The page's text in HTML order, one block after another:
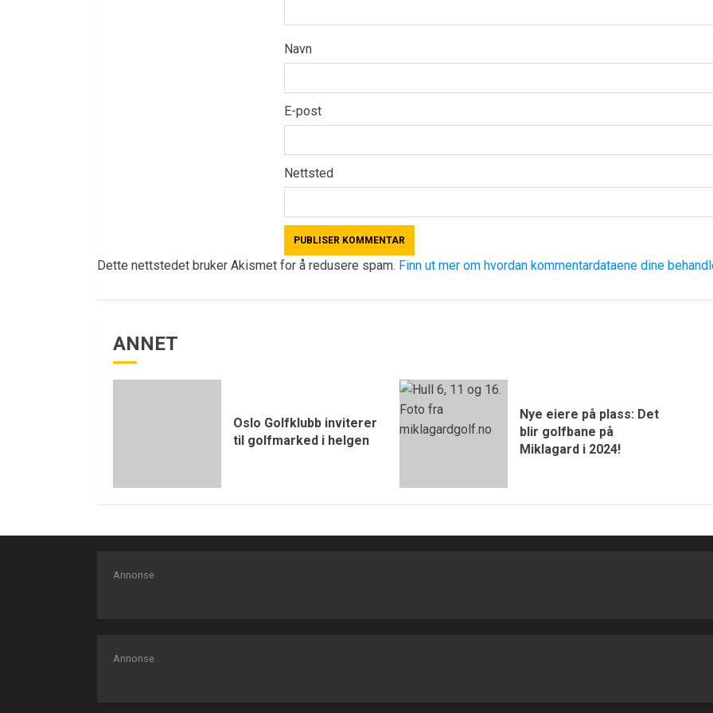
Navn
E-post
Nettsted
Dette nettstedet bruker Akismet for å redusere spam. Finn ut mer om hvordan kommentardataene dine
ANNET
Oslo Golfklubb inviterer
til golfmarked i helgen
Nye eiere på plass: Det
blir golfbane på
Miklagard i 2024!
Annonse
Annonse